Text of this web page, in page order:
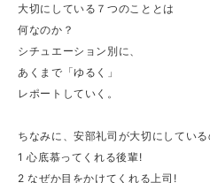
大切にしている７つのこととは
何なのか？
シチュエーション別に、
あくまで「ゆるく」
レポートしていく。
ちなみに、安部礼司が大切にしている
1 心底慕ってくれる後輩!
2 なぜか目をかけてくれる上司!